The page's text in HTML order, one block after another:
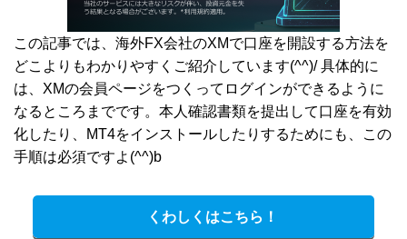
この記事では、海外FX会社のXMで口座を開設する方法を
どこよりもわかりやすくご紹介しています(^^)/ 具体的に
は、XMの会員ページをつくってログインができるように
なるところまでです。本人確認書類を提出して口座を有効
化したり、MT4をインストールしたりするためにも、この
手順は必須ですよ(^^)b
くわしくはこちら！